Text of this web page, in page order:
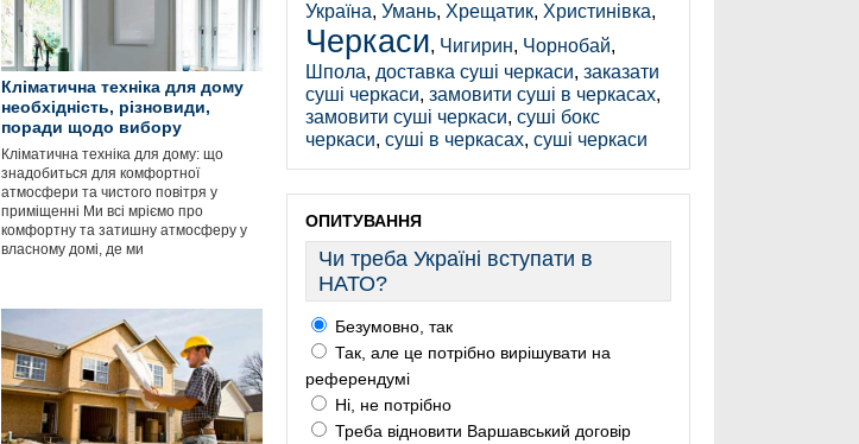
Кліматична техніка для дому
необхідність, різновиди,
поради щодо вибору
Кліматична техніка для дому: що
знадобиться для комфортної
атмосфери та чистого повітря у
приміщенні Ми всі мріємо про
комфортну та затишну атмосферу у
власному домі, де ми
Україна, Умань, Хрещатик, Христинівка,
Черкаси, Чигирин, Чорнобай,
Шпола, доставка суші черкаси, заказати
суші черкаси, замовити суші в черкасах,
замовити суші черкаси, суші бокс
черкаси, суші в черкасах, суші черкаси
ОПИТУВАННЯ
Чи треба Україні вступати в
НАТО?
Безумовно, так
Так, але це потрібно вирішувати на
референдумі
Ні, не потрібно
Треба відновити Варшавський договір